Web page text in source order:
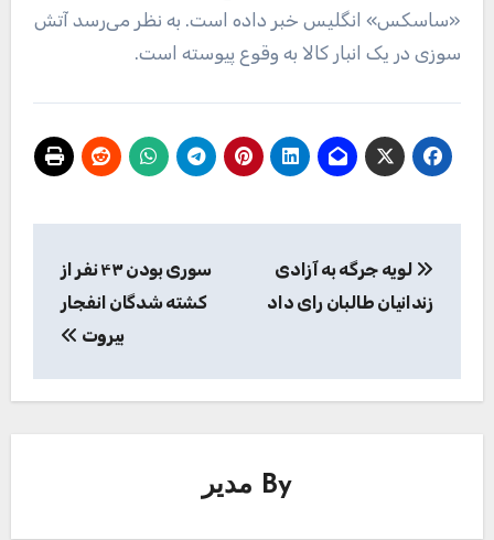
«ساسکس» انگلیس خبر داده است. به نظر می‌رسد آتش
سوزی در یک انبار کالا به وقوع پیوسته است.
نوشته
لویه جرگه به آزادی
زندانیان طالبان رای داد
سوری بودن ۴۳ نفر از
کشته ‌شدگان انفجار
بیروت
By مدیر